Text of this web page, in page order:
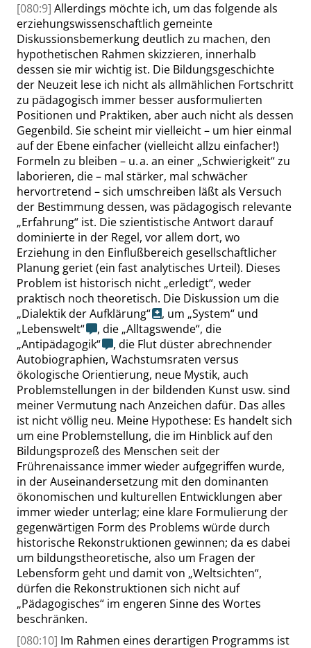
[080:9] Allerdings möchte ich, um das folgende als
erziehungswissenschaftlich gemeinte
Diskussionsbemerkung deutlich zu machen, den
hypothetischen Rahmen skizzieren, innerhalb
dessen sie mir wichtig ist. Die Bildungsgeschichte
der Neuzeit lese ich nicht als allmählichen Fortschritt
zu pädagogisch immer besser ausformulierten
Positionen und Praktiken, aber auch nicht als dessen
Gegenbild. Sie scheint mir vielleicht – um hier einmal
auf der Ebene einfacher (vielleicht allzu einfacher!)
Formeln zu bleiben – u. a. an einer „Schwierigkeit“zu
laborieren, die – mal stärker, mal schwächer
hervortretend – sich umschreiben läßt als Versuch
der Bestimmung dessen, was pädagogisch relevante
„Erfahrung“ ist. Die szientistische Antwort darauf
dominierte in der Regel, vor allem dort, wo
Erziehung in den Einflußbereich gesellschaftlicher
Planung geriet (ein fast analytisches Urteil). Dieses
Problem ist historisch nicht „erledigt“, weder
praktisch noch theoretisch. Die Diskussion um die
„Dialektik der Aufklärung“ , um „System“und
„Lebenswelt“ , die „Alltagswende“, die
„Antipädagogik“
, die Flut düster abrechnender
Autobiographien, Wachstumsraten versus
ökologische Orientierung, neue Mystik, auch
Problemstellungen in der bildenden Kunst usw. sind
meiner Vermutung nach Anzeichen dafür. Das alles
ist nicht völlig neu. Meine Hypothese: Es handelt sich
um eine Problemstellung, die im Hinblick auf den
Bildungsprozeß des Menschen seit der
Frührenaissance immer wieder aufgegriffen wurde,
in der Auseinandersetzung mit den dominanten
ökonomischen und kulturellen Entwicklungen aber
immer wieder unterlag; eine klare Formulierung der
gegenwärtigen Form des Problems würde durch
historische Rekonstruktionen gewinnen; da es dabei
um bildungstheoretische, also um Fragen der
Lebensform geht und damit von „Weltsichten“,
dürfen die Rekonstruktionen sich nicht auf
„Pädagogisches“ im engeren Sinne des Wortes
beschränken.
[080:10] Im Rahmen eines derartigen Programms ist